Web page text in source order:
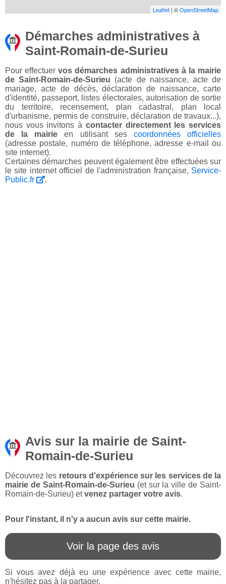
Leaflet | ©OpenStreetMap
Démarches administratives à
Saint-Romain-de-Surieu
Pour effectuervos démarches administratives à la mairie
de Saint-Romain-de-Surieu (acte de naissance, acte de
mariage, acte de décès, déclaration de naissance, carte
d'identité, passeport, listes électorales, autorisation de sortie
du territoire, recensement, plan cadastral, plan local
d'urbanisme, permis de construire, déclaration de travaux...),
nous vous invitons à contacter directement les services
de la mairie en utilisant ses coordonnées officielles
(adresse postale, numéro de téléphone, adresse e-mail ou
site internet).
Certaines démarches peuvent également être effectuées sur
le site internet officiel de l'administration française, Service-
Public.fr
.
Avis sur la mairie de Saint-
Romain-de-Surieu
Découvrez les retours d'expérience sur les services de la
mairie de Saint-Romain-de-Surieu (et sur la ville de Saint-
Romain-de-Surieu) etvenez partager votre avis.
Pour l'instant, il n'y a aucun avis sur cette mairie.
Voir la page des avis
Si vous avez déjà eu une expérience avec cette mairie,
n'hésitez pas à la partager.